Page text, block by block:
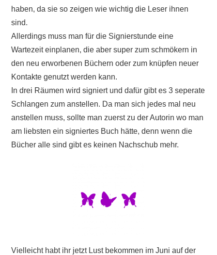
haben, da sie so zeigen wie wichtig die Leser ihnen
sind.
Allerdings muss man für die Signierstunde eine
Wartezeit einplanen, die aber super zum schmökern in
den neu erworbenen Büchern oder zum knüpfen neuer
Kontakte genutzt werden kann.
In drei Räumen wird signiert und dafür gibt es 3 seperate
Schlangen zum anstellen. Da man sich jedes mal neu
anstellen muss, sollte man zuerst zu der Autorin wo man
am liebsten ein signiertes Buch hätte, denn wenn die
Bücher alle sind gibt es keinen Nachschub mehr.
Vielleicht habt ihr jetzt Lust bekommen im Juni auf der